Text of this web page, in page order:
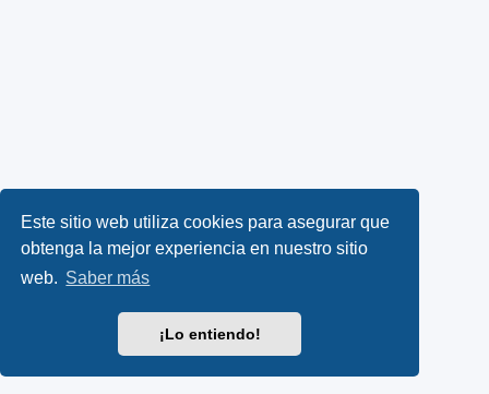
Este sitio web utiliza cookies para asegurar que
obtenga la mejor experiencia en nuestro sitio
web. Saber más
¡Lo entiendo!